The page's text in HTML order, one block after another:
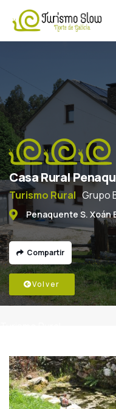
Casa Rural
Turismo Rural Grupo
Penaquente S. Xoán
Compartir
Volver